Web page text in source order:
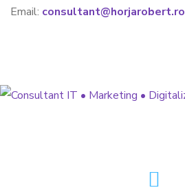
Email: consultant@horjarobert.ro